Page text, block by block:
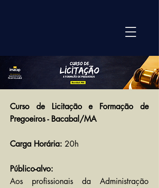
Curso de Licitação e Formação de
Pregoeiros - Bacabal/MA
Carga Horária: 20h
Público-alvo:
Aos profissionais da Administração